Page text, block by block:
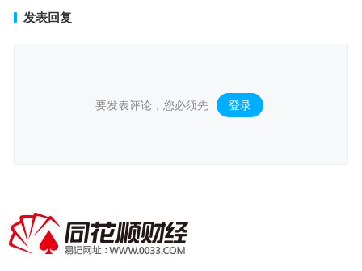
发表回复
要发表评论，您必须先 登录 。